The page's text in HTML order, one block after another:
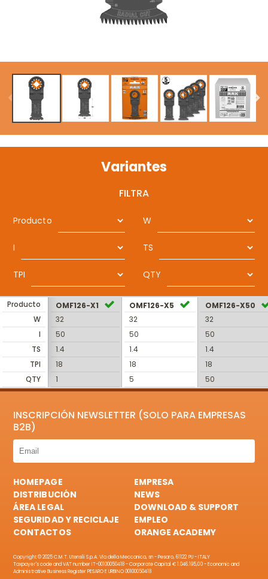
Variantes
FILTRA
Producto W
I TS
TPI QTY
Producto
W
I
TS
TPI
QTY
OMF126-X1
32
50
1.4
18
1
OMF126-X5
32
50
1.4
18
5
OMF126-X50
32
50
1.4
18
50
INSCRIPCIÓN NEWSLETTER (SOLO PARA EMPRESAS
B2B)
HOMEPAGE
EMPRESA
DISTRIBUCIÓN
NEWS
ÁREA LEGAL
DOWNLOAD & SUPPORT
SEGURIDAD Y RECICLAJE
EMPLEO
CONTACTOS
ORANGE ACADEMY
Copyright © 2025 C.M.T. Utensili S.p.A. Via della Meccanica, sn - Pesaro, 61122 PU - ITALY
Taxpayer's code and VAT number IT-00100050418 - Corporate Capital € 1.046.195,00 - Economic and
Administrative Business Register PESARO E URBINO 00100050418